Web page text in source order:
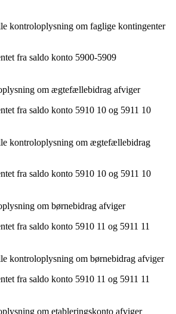
kontroloplysning om faglige kontingenter
fra saldo konto 5900-5909
om ægtefællebidrag afviger
fra saldo konto 5910 10 og 5911 10
kontroloplysning om ægtefællebidrag
fra saldo konto 5910 10 og 5911 10
om børnebidrag afviger
fra saldo konto 5910 11 og 5911 11
kontroloplysning om børnebidrag afviger
fra saldo konto 5910 11 og 5911 11
om etableringskonto afviger